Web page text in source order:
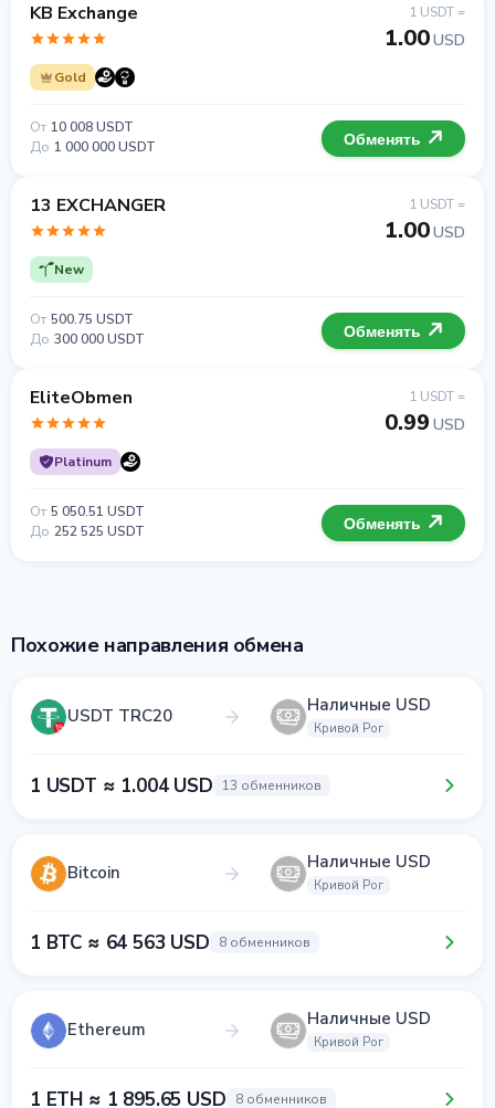
KB Exchange
Gold
1 USDT =
1.00USD
От 10 008 USDT
До 1 000 000 USDT Обменять
13 EXCHANGER
New
1 USDT =
1.00USD
От 500.75 USDT
До 300 000 USDT Обменять
EliteObmen
Platinum
1 USDT =
0.99 USD
От 5 050.51 USDT
До 252 525 USDT Обменять
Похожие направления обмена
USDT TRC20 Наличные USD
Кривой Рог
1 USDT ≈ 1.004 USD 13 обменников
Bitcoin Наличные USD
Кривой Рог
1 BTC ≈ 64 563 USD 8 обменников
Ethereum Наличные USD
Кривой Рог
1 ETH ≈ 1 895.65 USD 8 обменников